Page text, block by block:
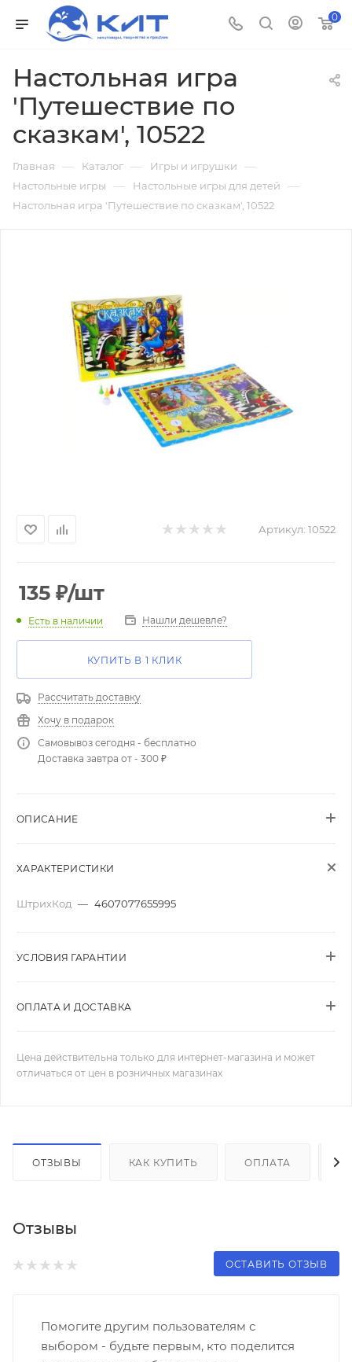
0
Настольная игра
'Путешествие по
сказкам', 10522
Главная — Каталог — Игры и игрушки —
Настольные игры — Настольные игры для детей —
Настольная игра 'Путешествие по сказкам', 10522
Артикул: 10522
135 ₽/шт
Есть в наличии Нашли дешевле?
КУПИТЬ В 1 КЛИК
Рассчитать доставку
Хочу в подарок
Самовывоз сегодня - бесплатно
Доставка завтра от - 300 ₽
ОПИСАНИЕ
ХАРАКТЕРИСТИКИ
ШтрихКод — 4607077655995
УСЛОВИЯ ГАРАНТИИ
ОПЛАТА И ДОСТАВКА
Цена действительна только для интернет-магазина и может
отличаться от цен в розничных магазинах
ОТЗЫВЫ КАК КУПИТЬ ОПЛАТА
Отзывы
ОСТАВИТЬ ОТЗЫВ
Помогите другим пользователям с
выбором - будьте первым, кто поделится